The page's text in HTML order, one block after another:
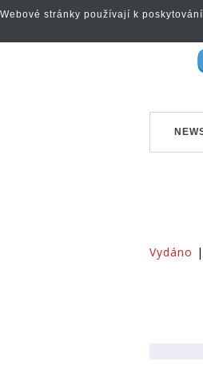
Vydáno
Webové stránky používají k